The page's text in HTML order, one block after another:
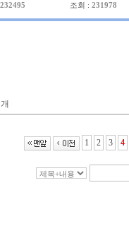
232495 조회 : 231978
개
1 2 3 4